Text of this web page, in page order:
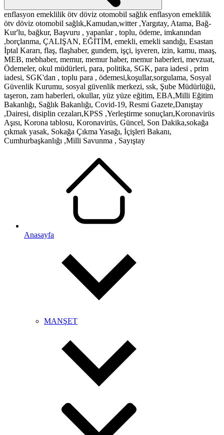
enflasyon emeklilik ötv döviz otomobil sağlık enflasyon emeklilik
ötv döviz otomobil sağlık,Kamudan,witter ,Yargıtay, Atama, Bağ-
Kur'lu, bağkur, Başvuru , yapanlar , toplu, ödeme, imkanından
,borçlanma, ÇALIŞAN, EĞİTİM, emekli, emekli sandığı, Esastan
İptal Kararı, flaş, flaşhaber, gundem, işçi, işveren, izin, kamu, maaş,
MEB, mebhaber, memur, memur haber, memur haberleri, mevzuat,
Ödemeler, okul müdürleri, para, politika, SGK, para iadesi , prim
iadesi, SGK'dan , toplu para , ödemesi,koşullar,sorgulama, Sosyal
Güvenlik Kurumu, sosyal güvenlik merkezi, ssk, Şube Müdürlüğü,
taşeron, zam haberleri, okullar, yüz yüze eğitim, EBA,Milli Eğitim
Bakanlığı, Sağlık Bakanlığı, Covid-19, Resmi Gazete,Danıştay
,Dairesi, disiplin cezaları,KPSS ,Yerleştirme sonuçları,Koronavirüs
Aşısı, Korona tablosu, Koronavirüs, Güncel, Son Dakika,sokağa
çıkmak yasak, Sokağa Çıkma Yasağı, İçişleri Bakanı,
Cumhurbaşkanlığı ,Milli Savunma , Sayıştay
Anasayfa
MANŞET